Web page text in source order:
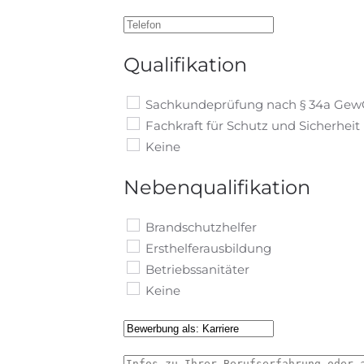
Qualifikation
Sachkundeprüfung nach § 34a
Fachkraft für Schutz und Sicherheit
Keine
Nebenqualifikation
Brandschutzhelfer
Ersthelferausbildung
Betriebssanitäter
Keine